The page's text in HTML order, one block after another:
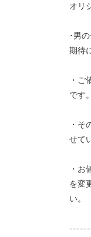
オリ
･男
期待
・ご
です。
・そ
せて
・お
を変
い。